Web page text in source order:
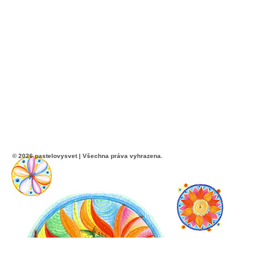
© 2026 pastelovysvet | Všechna práva vyhrazena.